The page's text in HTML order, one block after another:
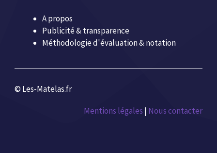
A propos
Publicité & transparence
Méthodologie d'évaluation & notation
© Les-Matelas.fr
Mentions légales | Nous contacter